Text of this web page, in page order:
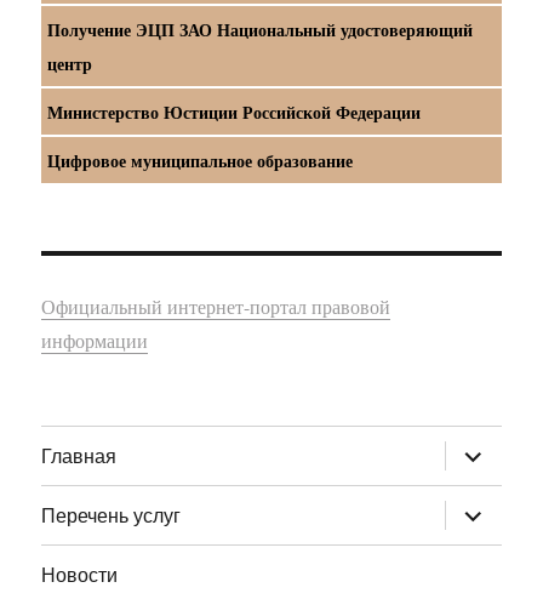
Получение ЭЦП ЗАО Национальный удостоверяющий
центр
Министерство Юстиции Российской Федерации
Цифровое муниципальное образование
Официальный интернет-портал правовой
информации
Главная раскрыть
дочернее
меню
Перечень услуг
раскрыть
дочернее
меню
Новости